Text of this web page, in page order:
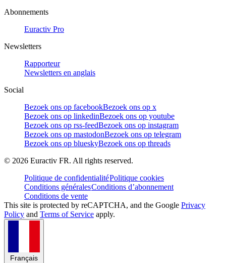
Abonnements
Euractiv Pro
Newsletters
Rapporteur
Newsletters en anglais
Social
Bezoek ons op facebookBezoek ons op x
Bezoek ons op linkedinBezoek ons op youtube
Bezoek ons op rss-feedBezoek ons op instagram
Bezoek ons op mastodonBezoek ons op telegram
Bezoek ons op blueskyBezoek ons op threads
© 2026 Euractiv FR. All rights reserved.
Politique de confidentialitéPolitique cookies
Conditions généralesConditions d’abonnement
Conditions de vente
This site is protected by reCAPTCHA, and the Google Privacy
Policy and Terms of Service apply.
Français